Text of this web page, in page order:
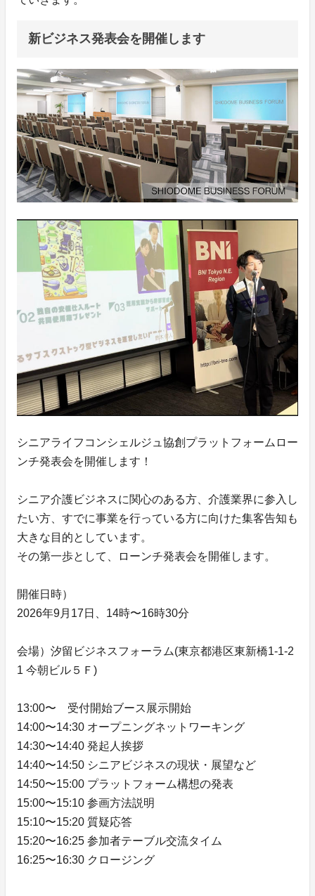
新ビジネス発表会を開催します
シニアライフコンシェルジュ協創プラットフォームロー
ンチ発表会を開催します！
シニア介護ビジネスに関心のある方、介護業界に参入し
たい方、すでに事業を行っている方に向けた集客告知も
大きな目的としています。
その第一歩として、ローンチ発表会を開催します。
開催日時）
2026年9月17日、14時〜16時30分
会場）汐留ビジネスフォーラム(東京都港区東新橋1-1-2
1 今朝ビル５Ｆ)
13:00〜 受付開始ブース展示開始
14:00〜14:30 オープニングネットワーキング
14:30〜14:40 発起人挨拶
14:40〜14:50 シニアビジネスの現状・展望など
14:50〜15:00 プラットフォーム構想の発表
15:00〜15:10 参画方法説明
15:10〜15:20 質疑応答
15:20〜16:25 参加者テーブル交流タイム
16:25〜16:30 クロージング